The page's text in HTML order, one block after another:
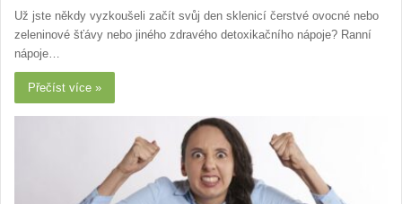
Už jste někdy vyzkoušeli začít svůj den sklenicí čerstvé ovocné nebo
zeleninové šťávy nebo jiného zdravého detoxikačního nápoje? Ranní
nápoje…
Přečíst více »